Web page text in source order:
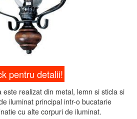
pentru detalii!
realizat din metal, lemn si sticla si
iluminat principal intr-o bucatarie
cu alte corpuri de iluminat.